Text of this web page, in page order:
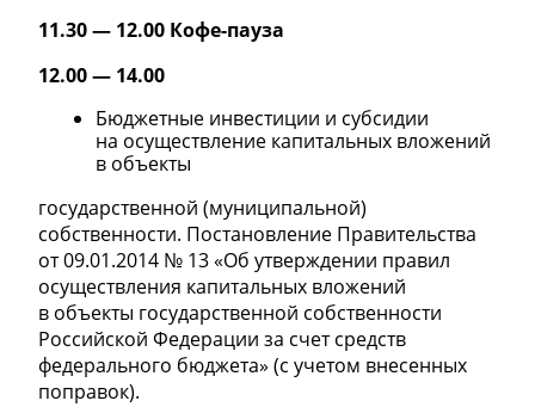
11.30 — 12.00 Кофе-пауза
12.00 — 14.00
Бюджетные инвестиции и субсидии
на осуществление капитальных вложений
в объекты
государственной (муниципальной)
собственности. Постановление Правительства
от 09.01.2014 № 13 «Об утверждении правил
осуществления капитальных вложений
в объекты государственной собственности
Российской Федерации за счет средств
федерального бюджета» (с учетом внесенных
поправок).